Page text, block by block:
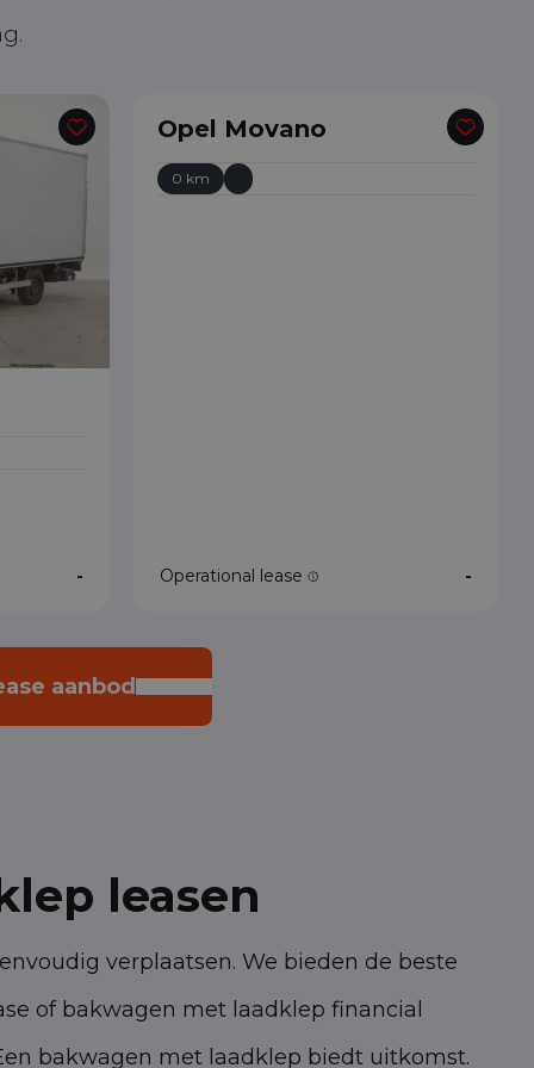
-
Opel Movano
0 km
Operational lease -
aanbod
leasen
verplaatsen. We bieden de beste
of bakwagen met laadklep financial
bakwagen met laadklep biedt uitkomst.